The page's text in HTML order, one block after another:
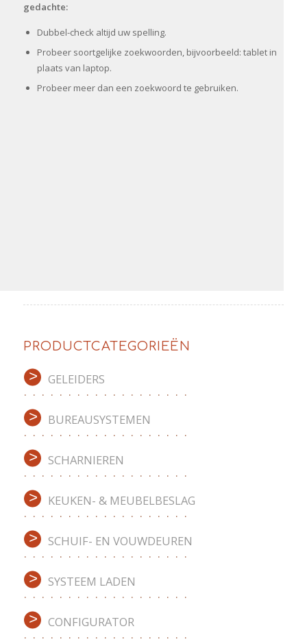
gedachte:
Dubbel-check altijd uw spelling.
Probeer soortgelijke zoekwoorden, bijvoorbeeld: tablet in
plaats van laptop.
Probeer meer dan een zoekwoord te gebruiken.
PRODUCTCATEGORIEËN
GELEIDERS
BUREAUSYSTEMEN
SCHARNIEREN
KEUKEN- & MEUBELBESLAG
SCHUIF- EN VOUWDEUREN
SYSTEEM LADEN
CONFIGURATOR